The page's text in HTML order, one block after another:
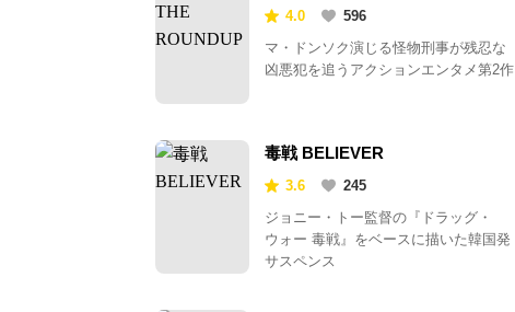
4.0
596
マ・ドンソク演じる怪物刑事が残忍な
凶悪犯を追うアクションエンタメ第2作
毒戦 BELIEVER
3.6
245
ジョニー・トー監督の『ドラッグ・
ウォー 毒戦』をベースに描いた韓国発
サスペンス